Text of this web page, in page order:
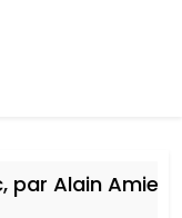
Alain Amiel